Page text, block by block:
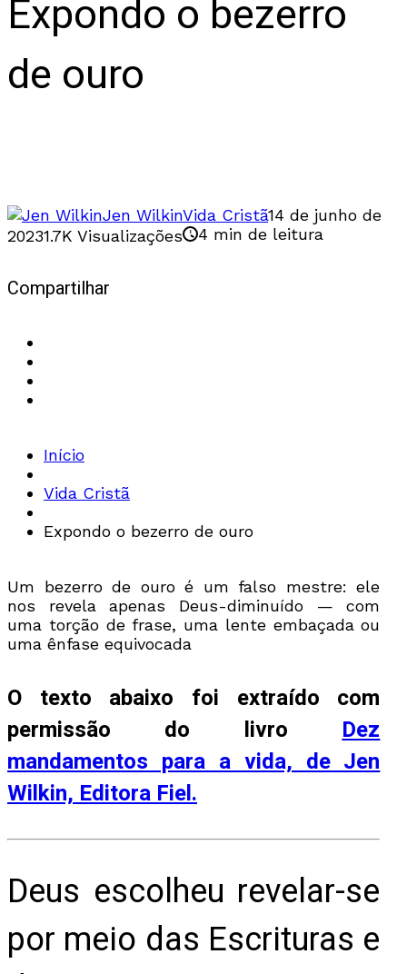
Expondo o bezerro
de ouro
Jen WilkinVida Cristã14 de junho de
20231.7K Visualizações 4 min de leitura
Compartilhar
Início
Vida Cristã
Expondo o bezerro de ouro
Um bezerro de ouro é um falso mestre: ele
nos revela apenas Deus-diminuído — com
uma torção de frase, uma lente embaçada ou
uma ênfase equivocada
O texto abaixo foi extraído com
permissão do livro Dez
mandamentos para a vida, de Jen
Wilkin, Editora Fiel.
Deus escolheu revelar-se
por meio das Escrituras e